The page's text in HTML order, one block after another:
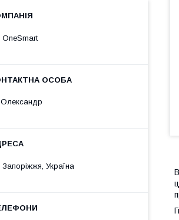
OneSmart
Олександр
Запоріжжя, Україна